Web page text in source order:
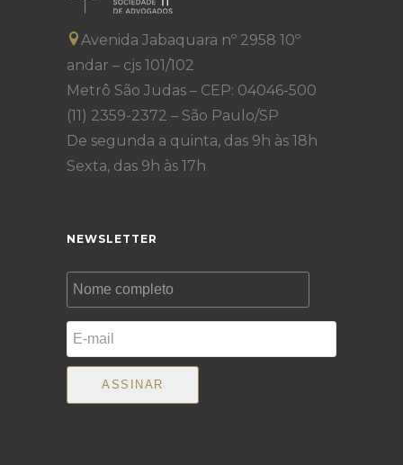
Avenida Jabaquara nº 2958 10º
andar – cjs 101/102
Metrô São Judas – CEP: 04046-500
(11) 2359-2372 – São Paulo/SP
De segunda a quinta, das 9h às 18h
Sexta, das 9h às 17h
NEWSLETTER